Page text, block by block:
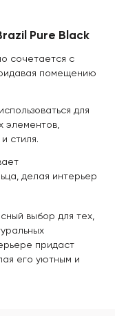
Pure Black
сочетается с
помещению
для
элементов,
стиля.
делая интерьер
выбор для тех,
придаст
его уютным и